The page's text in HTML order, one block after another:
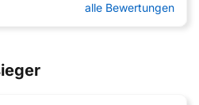
alle Bewertungen